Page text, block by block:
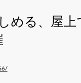
める、屋